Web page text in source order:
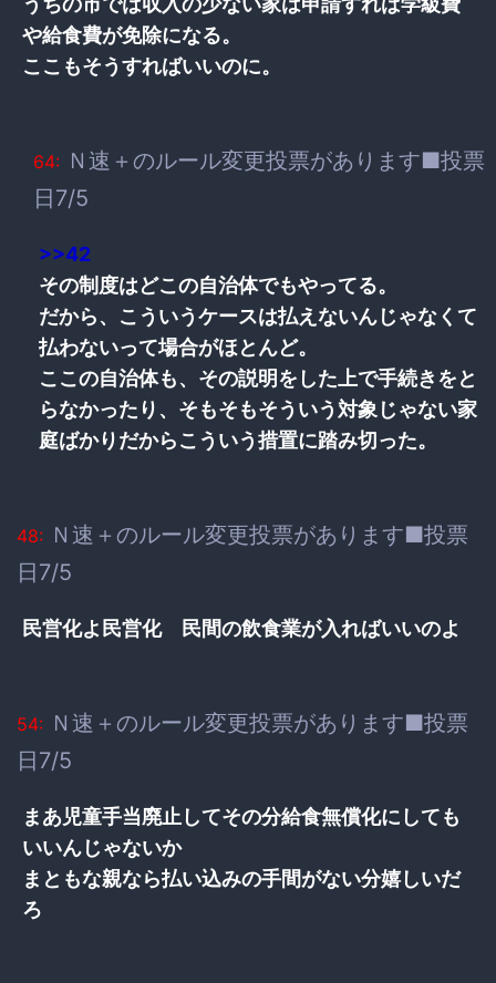
や給食費が免除になる。
ここもそうすればいいのに。
64: Ｎ速＋のルール変更投票があります■投票
日7/5
>>42
その制度はどこの自治体でもやってる。
だから、こういうケースは払えないんじゃなくて
払わないって場合がほとんど。
ここの自治体も、その説明をした上で手続きをと
らなかったり、そもそもそういう対象じゃない家
庭ばかりだからこういう措置に踏み切った。
48: Ｎ速＋のルール変更投票があります■投票
日7/5
民営化よ民営化 民間の飲食業が入ればいいのよ
54: Ｎ速＋のルール変更投票があります■投票
日7/5
まあ児童手当廃止してその分給食無償化にしても
いいんじゃないか
まともな親なら払い込みの手間がない分嬉しいだ
ろ